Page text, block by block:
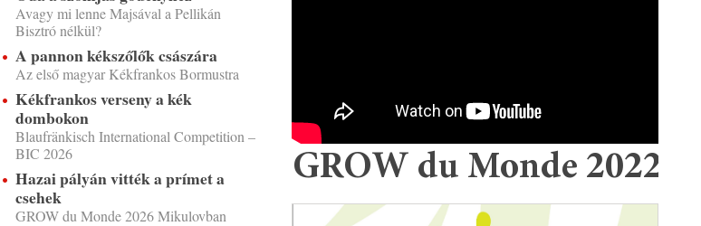
Avagy mi lenne Majsával a Pellikán
Bisztró nélkül?
A pannon kékszőlők császára
Az első magyar Kékfrankos Bormustra
Kékfrankos verseny a kék
dombokon
Blaufränkisch International Competition –
BIC 2026
Hazai pályán vitték a prímet a
csehek
GROW du Monde 2026 Mikulovban
GROW du Monde 2022